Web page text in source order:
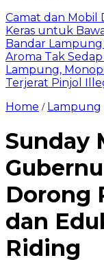
Camat dan Mobil
Keras untuk
Bandar
Aroma Tak
Lampung,
Terjerat Pinjol
Home / Lampung
Sunday
Dorong
dan
Riding